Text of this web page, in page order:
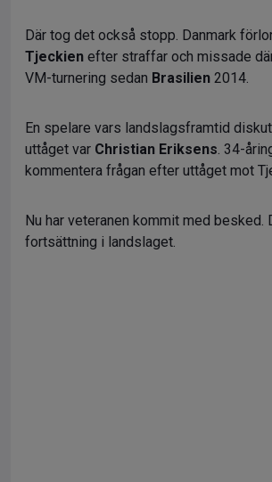
Där tog det också stopp. Danmark
Tjeckien efter straffar och missade
VM-turnering sedan Brasilien 2014.
En spelare vars landslagsframtid
uttåget var Christian Eriksens. 34-
kommentera frågan efter uttåget mot
Nu har veteranen kommit med besked.
fortsättning i landslaget.